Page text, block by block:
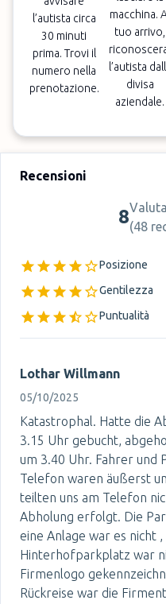
l’autista circa
30 minuti
prima. Trovi il
numero nella
prenotazione.
macchina.
tuo arrivo,
l’autista
divisa
aziendale.
Recensioni
8(48
Posizione
Gentilezza
Puntualità
Lothar Willmann
05/10/2025
Katastrophal. Hatte die
3.15 Uhr gebucht,
um 3.40 Uhr. Fahrer und
Telefon waren äußerst
teilten uns am Telefon
Abholung erfolgt. Die
eine Anlage war es nicht
Hinterhofparkplatz war
Firmenlogo
Rückreise war die